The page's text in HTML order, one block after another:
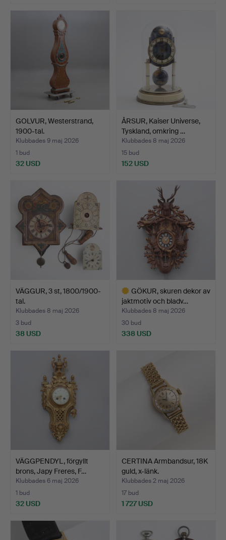
GOLVUR, Westerstrand,
1900-tal.
Klubbades 9 maj 2026
1 bud
32 USD
ÅRSUR, Kaiser Universe,
Tyskland, omkring …
Klubbades 8 maj 2026
15 bud
152 USD
VÄGGUR, 3 st, 1800/1900-
tal.
Klubbades 8 maj 2026
3 bud
38 USD
GÖKUR, skuren dekor av
jaktmotiv och bladv…
Klubbades 8 maj 2026
30 bud
338 USD
VÄGGPENDYL, förgyllt
brons, Japy Freres, F…
Klubbades 6 maj 2026
1 bud
32 USD
CERTINA Armbandsur, 18K
guld, x-länk.
Klubbades 2 maj 2026
17 bud
1 727 USD